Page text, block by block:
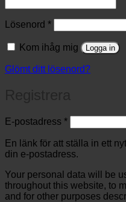
Lösenord *Obligatoriskt
Kom ihåg mig Logga in
Glömt ditt lösenord?
E-postadress *Obligatoriskt
En länk för att ställa in ett
din e-postadress.
Your personal data will be
throughout this website, to
and for other purposes